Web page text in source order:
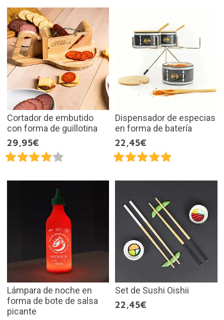
Cortador de embutido
con forma de guillotina
29,95€
Dispensador de especias
en forma de batería
22,45€
Lámpara de noche en
forma de bote de salsa
picante
Set de Sushi Oishii
22,45€